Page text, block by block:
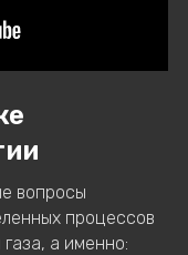
вопросы
процессов
а именно: